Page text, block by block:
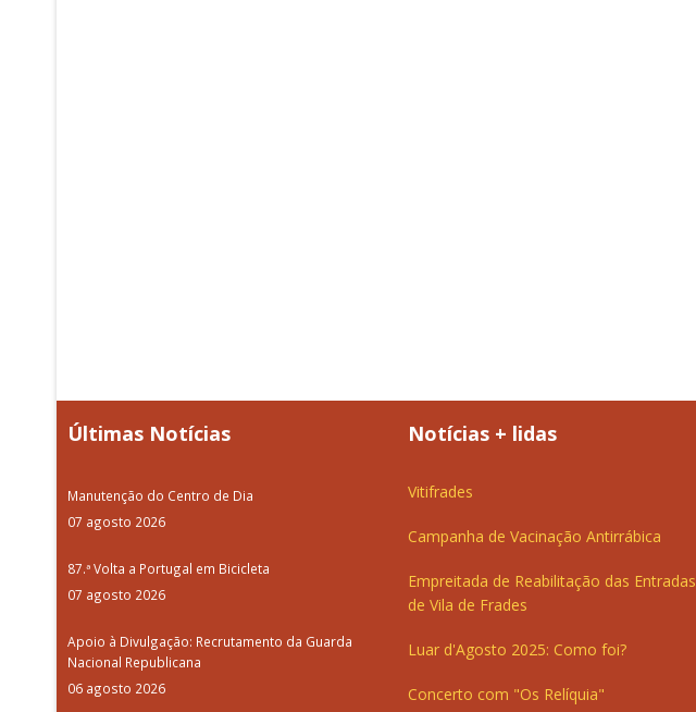
Últimas Notícias
Manutenção do Centro de Dia
07 agosto 2026
87.ª Volta a Portugal em Bicicleta
07 agosto 2026
Apoio à Divulgação: Recrutamento da Guarda
Nacional Republicana
06 agosto 2026
Notícias + lidas
Vitifrades
Campanha de Vacinação Antirrábica
Empreitada de Reabilitação das Entradas
de Vila de Frades
Luar d'Agosto 2025: Como foi?
Concerto com "Os Relíquia"